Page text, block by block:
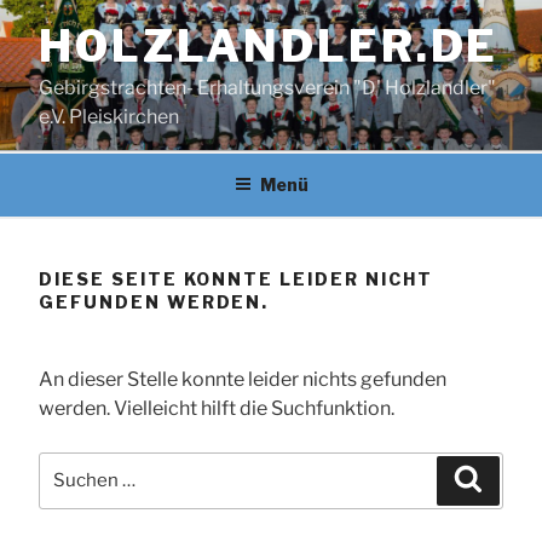
Zum
Inhalt
springenHOLZLANDLER.DE
Gebirgstrachten- Erhaltungsverein "D' Holzlandler"
e.V. Pleiskirchen
Menü
DIESE SEITE KONNTE LEIDER NICHT
GEFUNDEN WERDEN.
An dieser Stelle konnte leider nichts gefunden
werden. Vielleicht hilft die Suchfunktion.
nach: